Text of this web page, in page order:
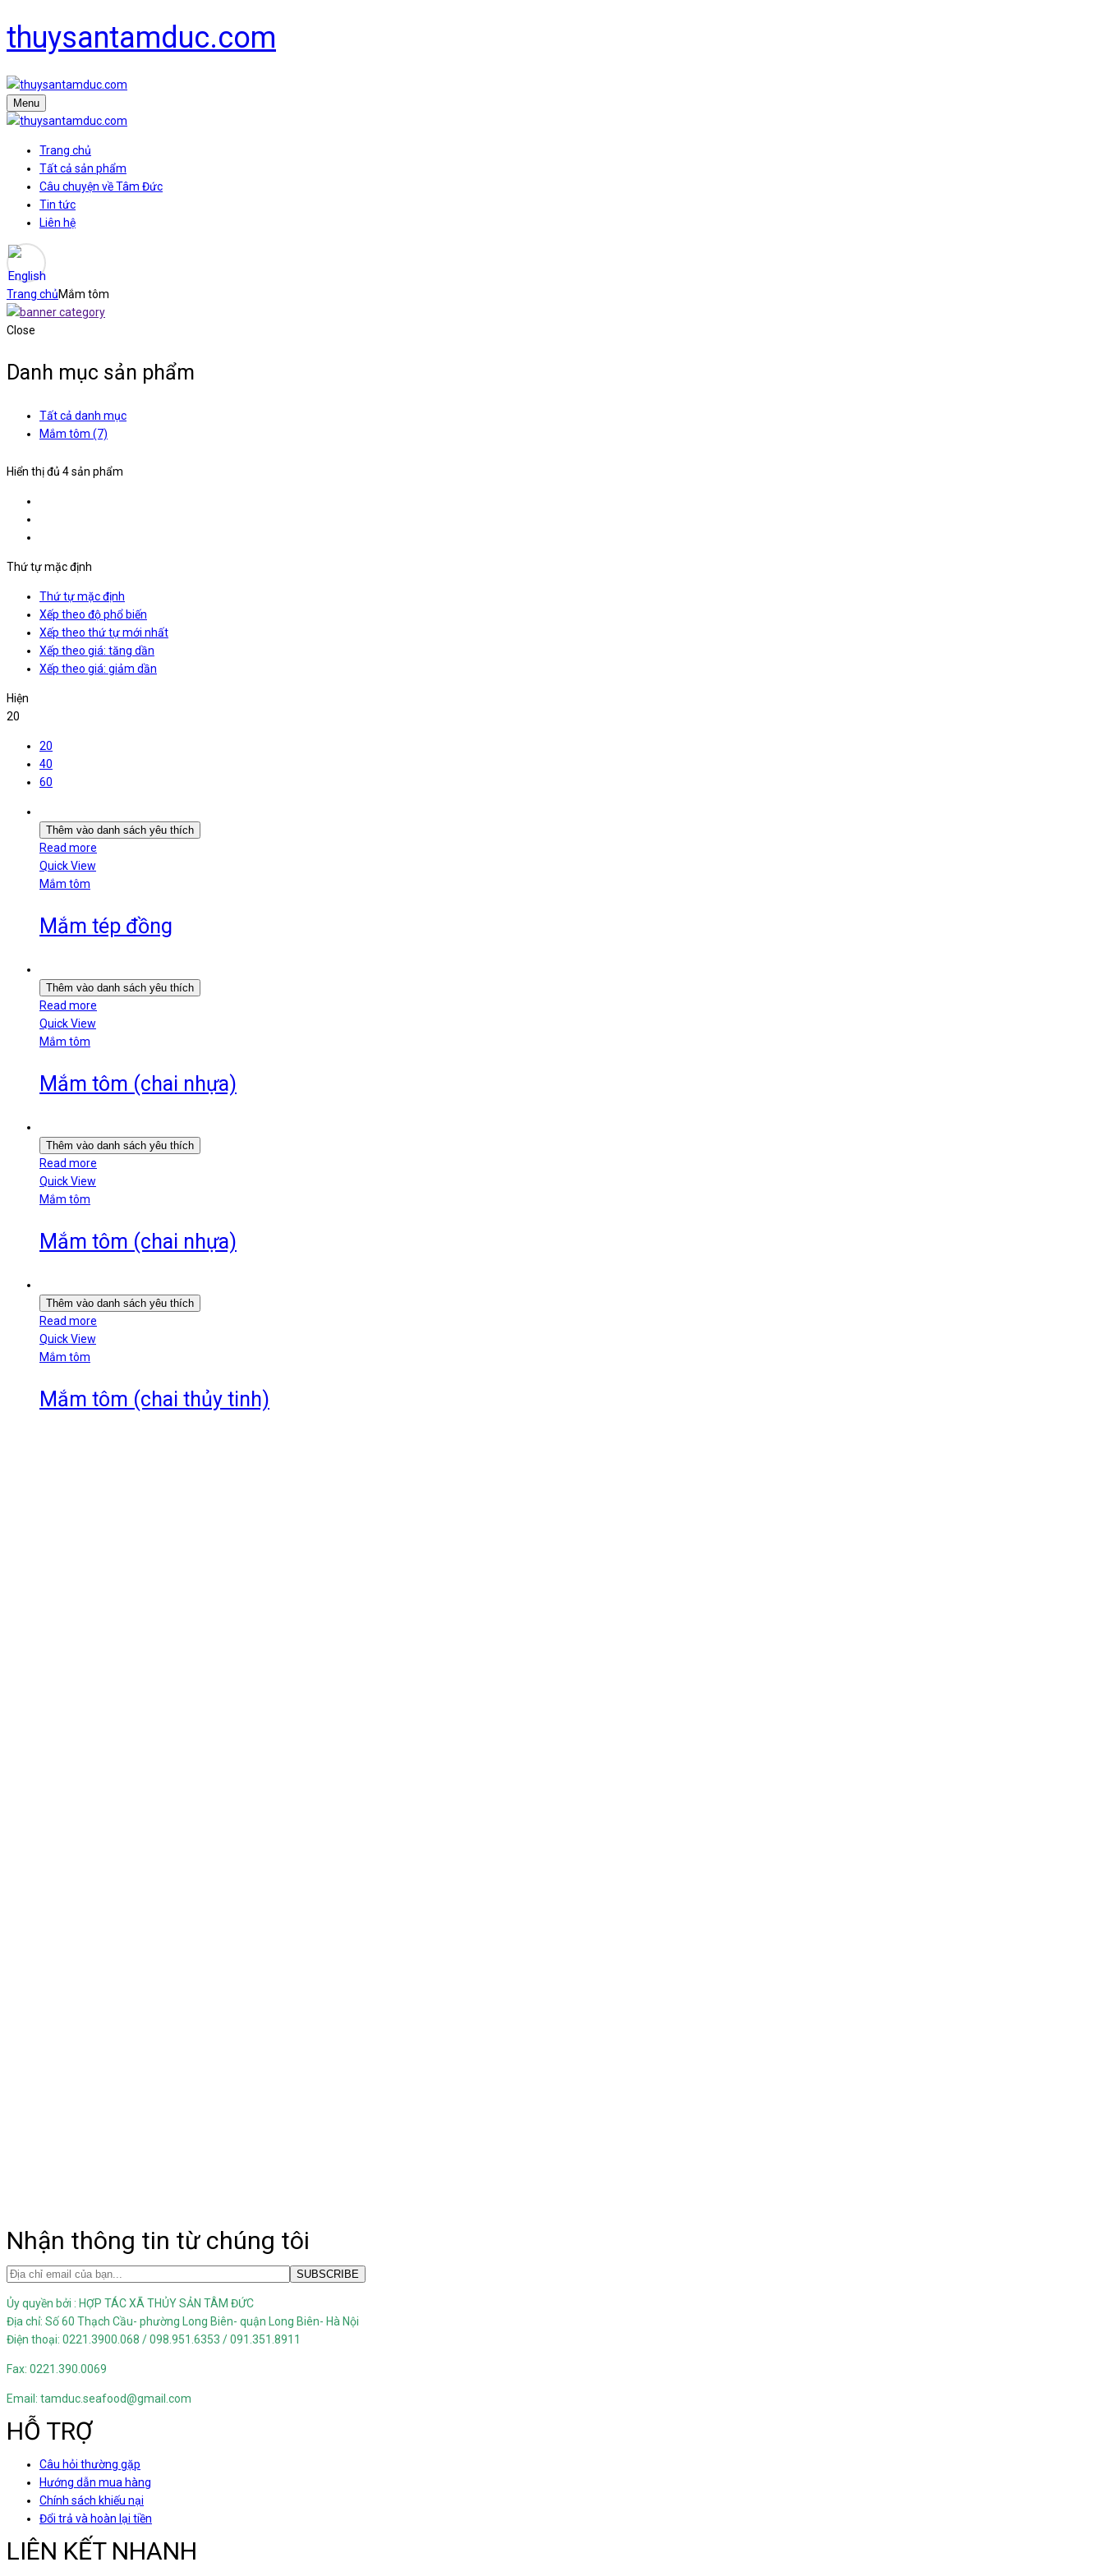
thuysantamduc.com
Menu
Trang chủ
Tất cả sản phẩm
Câu chuyện về Tâm Đức
Tin tức
Liên hệ
Trang chủMắm tôm
Close
Danh mục sản phẩm
Tất cả danh mục
Mắm tôm (7)
Hiển thị đủ 4 sản phẩm
Thứ tự mặc định
Thứ tự mặc định
Xếp theo độ phổ biến
Xếp theo thứ tự mới nhất
Xếp theo giá: tăng dần
Xếp theo giá: giảm dần
Hiện
20
20
40
60
Thêm vào danh sách yêu thích
Read more
Quick View
Mắm tôm
Mắm tép đồng
Thêm vào danh sách yêu thích
Read more
Quick View
Mắm tôm
Mắm tôm (chai nhựa)
Thêm vào danh sách yêu thích
Read more
Quick View
Mắm tôm
Mắm tôm (chai nhựa)
Thêm vào danh sách yêu thích
Read more
Quick View
Mắm tôm
Mắm tôm (chai thủy tinh)
Nhận thông tin từ chúng tôi
Ủy quyền bởi : HỢP TÁC XÃ THỦY SẢN TÂM ĐỨC
Địa chỉ: Số 60 Thạch Cầu- phường Long Biên- quận Long Biên- Hà Nội
Điện thoại: 0221.3900.068 / 098.951.6353 / 091.351.8911
Fax: 0221.390.0069
Email: tamduc.seafood@gmail.com
HỖ TRỢ
Câu hỏi thường gặp
Hướng dẫn mua hàng
Chính sách khiếu nại
Đổi trả và hoàn lại tiền
LIÊN KẾT NHANH